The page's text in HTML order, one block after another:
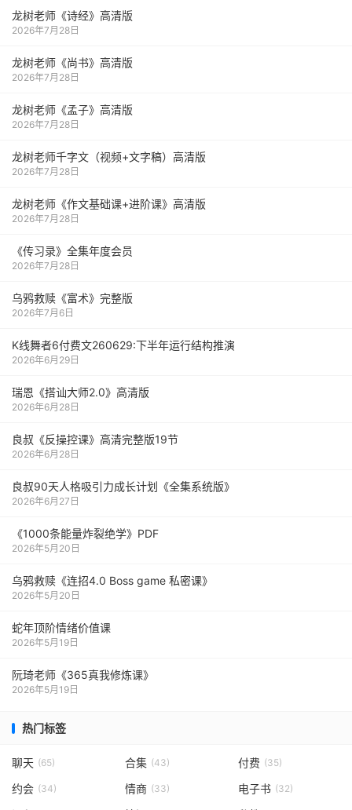
龙树老师《诗经》高清版
2026年7月28日
龙树老师《尚书》高清版
2026年7月28日
龙树老师《孟子》高清版
2026年7月28日
龙树老师千字文（视频+文字稿）高清版
2026年7月28日
龙树老师《作文基础课+进阶课》高清版
2026年7月28日
《传习录》全集年度会员
2026年7月28日
乌鸦救赎《富术》完整版
2026年7月6日
K线舞者6付费文260629:下半年运行结构推演
2026年6月29日
瑞恩《搭讪大师2.0》高清版
2026年6月28日
良叔《反操控课》高清完整版19节
2026年6月28日
良叔90天人格吸引力成长计划《全集系统版》
2026年6月27日
《1000‮能条‬‎量‮裂炸‬‎绝学》PDF
2026年5月20日
乌鸦救赎《连招4.0 Boss game 私密课》
2026年5月20日
蛇年顶阶情绪价值课
2026年5月19日
阮琦老师《365真我修炼课》
2026年5月19日
热门标签
聊天 (65) 合集 (43) 付费 (35)
约会 (34) 情商 (33) 电子书 (32)